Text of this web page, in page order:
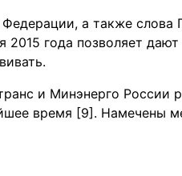
а также слова
года позволяет
и Минэнерго России
время [9]. Намечены